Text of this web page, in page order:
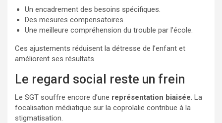
Un encadrement des besoins spécifiques.
Des mesures compensatoires.
Une meilleure compréhension du trouble par l’école.
Ces ajustements réduisent la détresse de l’enfant et
améliorent ses résultats.
Le regard social reste un frein
Le SGT souffre encore d’une représentation biaisée. La
focalisation médiatique sur la coprolalie contribue à la
stigmatisation.